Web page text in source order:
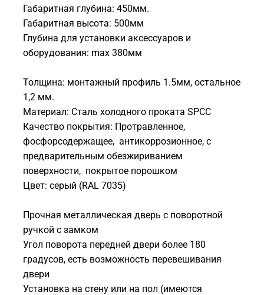
Габаритная глубина: 450мм.
Габаритная высота: 500мм
Глубина для установки аксессуаров и
оборудования: max 380мм
Толщина: монтажный профиль 1.5мм, остальное
1,2 мм.
Материал: Сталь холодного проката SPCC
Качество покрытия: Протравленное,
фосфорсодержащее, антикоррозионное, с
предварительным обезжириванием
поверхности, покрытое порошком
Цвет: серый (RAL 7035)
Прочная металлическая дверь с поворотной
ручкой с замком
Угол поворота передней двери более 180
градусов, есть возможность перевешивания
двери
Установка на стену или на пол (имеются